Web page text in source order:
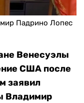
Падрино Лопес
Венесуэлы
США после
заявил
Владимир